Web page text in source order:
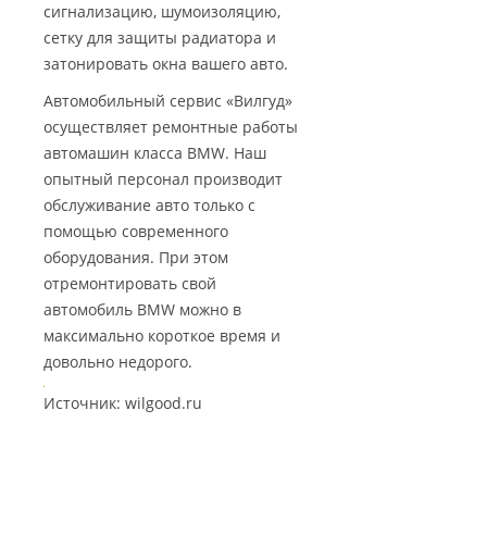
сигнализацию, шумоизоляцию,
сетку для защиты радиатора и
затонировать окна вашего авто.
Автомобильный сервис «Вилгуд»
осуществляет ремонтные работы
автомашин класса BMW. Наш
опытный персонал производит
обслуживание авто только с
помощью современного
оборудования. При этом
отремонтировать свой
автомобиль BMW можно в
максимально короткое время и
довольно недорого.
Источник: wilgood.ru